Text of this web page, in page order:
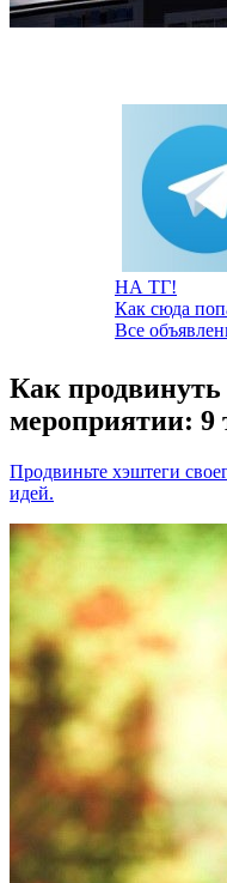
НА ТГ!
Как сюда
Все
Как продвинуть
мероприятии: 9
Продвиньте хэштеги
идей.